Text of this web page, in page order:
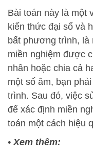
Bài toán này là một
kiến thức đại số và
bất phương trình, là
miền nghiệm được
nhân hoặc chia cả
một số âm, bạn phải
trình. Sau đó, việc
để xác định miền
toán một cách hiệu
•Xem thêm: